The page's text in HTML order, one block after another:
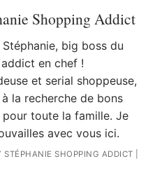
Shopping Addict
Stéphanie, big boss du
en chef !
et serial shoppeuse,
la recherche de bons
toute la famille. Je
avec vous ici.
STÉPHANIE SHOPPING ADDICT